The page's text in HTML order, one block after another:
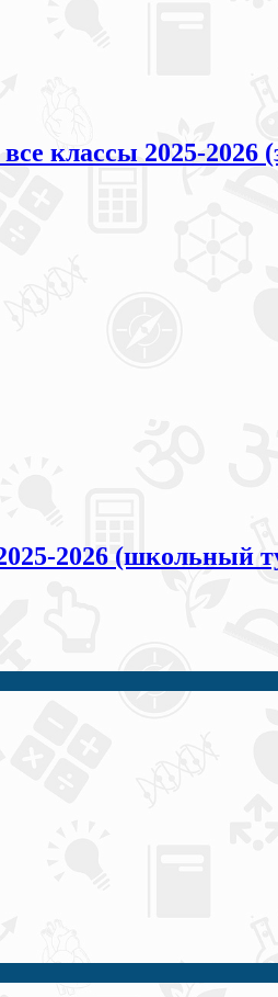
классы 2025-2026
2026 (школьный